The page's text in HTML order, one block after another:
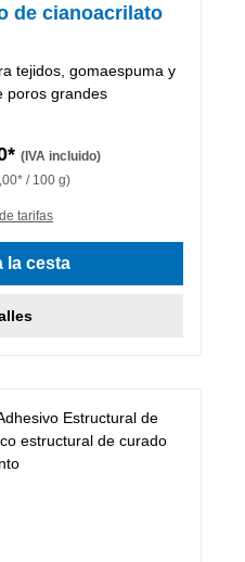
de cianoacrilato
tejidos, gomaespuma y
poros grandes
(IVA incluido)
/ 100 g)
tarifas
la cesta